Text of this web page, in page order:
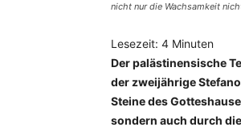
nicht nur die Wachsamkeit
Lesezeit: 4 Minuten
Der palästinensische
der zweijährige
Steine des
sondern auch durch